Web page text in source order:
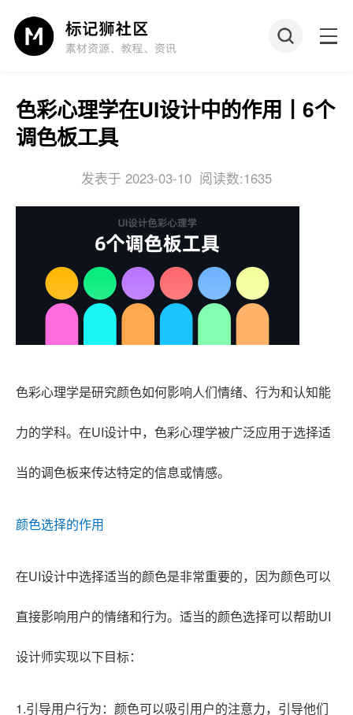
色彩心理学在UI设计中的作用丨6个
调色板工具
发表于 2023-03-10 阅读数:1635
色彩心理学是研究颜色如何影响人们情绪、行为和认知能
力的学科。在UI设计中，色彩心理学被广泛应用于选择适
当的调色板来传达特定的信息或情感。
颜色选择的作用
在UI设计中选择适当的颜色是非常重要的，因为颜色可以
直接影响用户的情绪和行为。适当的颜色选择可以帮助UI
设计师实现以下目标：
1.引导用户行为：颜色可以吸引用户的注意力，引导他们